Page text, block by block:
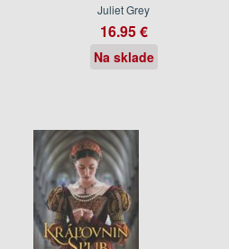
Juliet Grey
16.95 €
Na sklade